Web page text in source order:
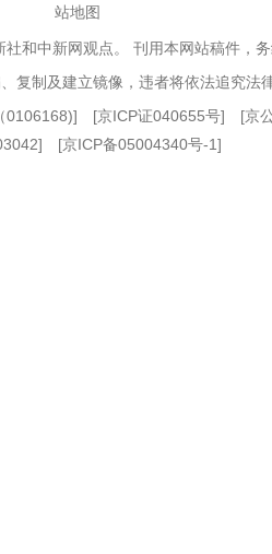
站地图
和中新网观点。 刊用本网站稿件，
复制及建立镜像，违者将依法追究法
0106168)] [京ICP证040655号] [京
[京ICP备05004340号-1]